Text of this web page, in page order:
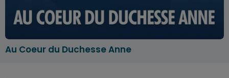
Au Coeur du Duchesse Anne